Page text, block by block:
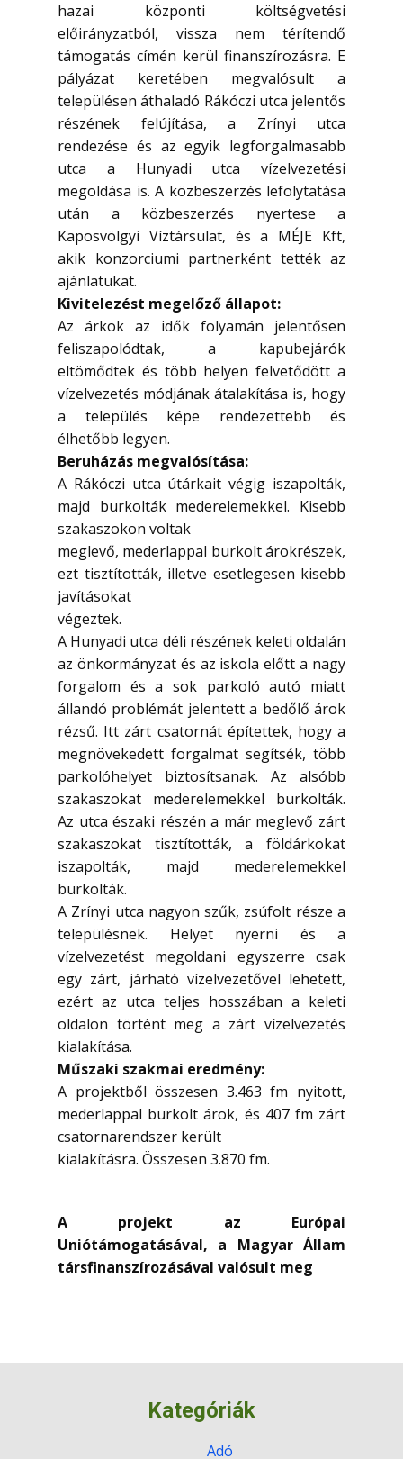
hazai központi költségvetési
előirányzatból, vissza nem térítendő
támogatás címén kerül finanszírozásra. E
pályázat keretében megvalósult a
településen áthaladó Rákóczi utca jelentős
részének felújítása, a Zrínyi utca
rendezése és az egyik legforgalmasabb
utca a Hunyadi utca vízelvezetési
megoldása is. A közbeszerzés lefolytatása
után a közbeszerzés nyertese a
Kaposvölgyi Víztársulat, és a MÉJE Kft,
akik konzorciumi partnerként tették az
ajánlatukat.
Kivitelezést megelőző állapot:
Az árkok az idők folyamán jelentősen
feliszapolódtak, a kapubejárók
eltömődtek és több helyen felvetődött a
vízelvezetés módjának átalakítása is, hogy
a település képe rendezettebb és
élhetőbb legyen.
Beruházás megvalósítása:
A Rákóczi utca útárkait végig iszapolták,
majd burkolták mederelemekkel. Kisebb
szakaszokon voltak
meglevő, mederlappal burkolt árokrészek,
ezt tisztították, illetve esetlegesen kisebb
javításokat
végeztek.
A Hunyadi utca déli részének keleti oldalán
az önkormányzat és az iskola előtt a nagy
forgalom és a sok parkoló autó miatt
állandó problémát jelentett a bedőlő árok
rézsű. Itt zárt csatornát építettek, hogy a
megnövekedett forgalmat segítsék, több
parkolóhelyet biztosítsanak. Az alsóbb
szakaszokat mederelemekkel burkolták.
Az utca északi részén a már meglevő zárt
szakaszokat tisztították, a földárkokat
iszapolták, majd mederelemekkel
burkolták.
A Zrínyi utca nagyon szűk, zsúfolt része a
településnek. Helyet nyerni és a
vízelvezetést megoldani egyszerre csak
egy zárt, járható vízelvezetővel lehetett,
ezért az utca teljes hosszában a keleti
oldalon történt meg a zárt vízelvezetés
kialakítása.
Műszaki szakmai eredmény:
A projektből összesen 3.463 fm nyitott,
mederlappal burkolt árok, és 407 fm zárt
csatornarendszer került
kialakításra. Összesen 3.870 fm.
A projekt az Európai
Uniótámogatásával, a Magyar Állam
társfinanszírozásával valósult meg
Kategóriák
Adó